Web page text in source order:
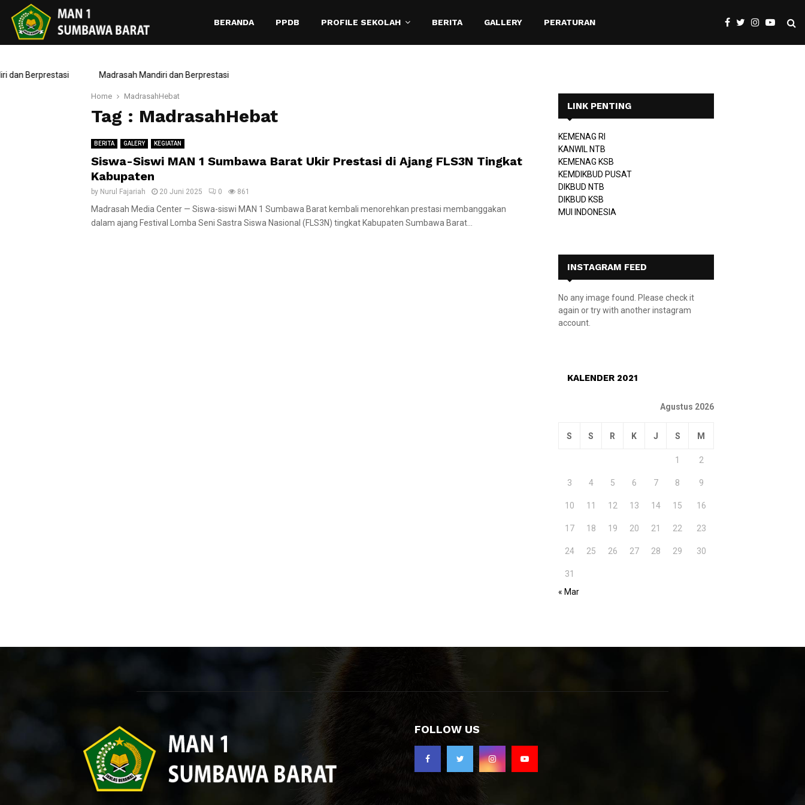
BERANDA PPDB PROFILE SEKOLAH BERITA GALLERY PERATURAN
Berprestasi Madrasah Mandiri dan Berprestasi
Home MadrasahHebat
Tag : MadrasahHebat
BERITA GALERY KEGIATAN
Siswa-Siswi MAN 1 Sumbawa Barat Ukir Prestasi di Ajang FLS3N Tingkat
Kabupaten
by Nurul Fajariah 20 Juni 2025 0 861
Madrasah Media Center — Siswa-siswi MAN 1 Sumbawa Barat kembali menorehkan prestasi membanggakan
dalam ajang Festival Lomba Seni Sastra Siswa Nasional (FLS3N) tingkat Kabupaten Sumbawa Barat...
LINK PENTING
KEMENAG RI
KANWIL NTB
KEMENAG KSB
KEMDIKBUD PUSAT
DIKBUD NTB
DIKBUD KSB
MUI INDONESIA
INSTAGRAM FEED
No any image found. Please check it
again or try with another instagram
account.
KALENDER 2021
Agustus 2026
S S R K J S M
1 2
3 4 5 6 7 8 9
10 11 12 13 14 15 16
17 18 19 20 21 22 23
24 25 26 27 28 29 30
31
« Mar
FOLLOW US